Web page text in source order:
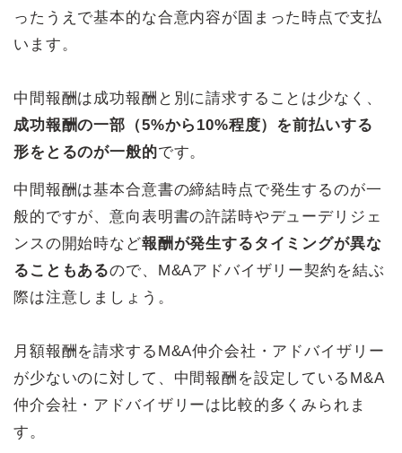
ったうえで基本的な合意内容が固まった時点で支払
います。
中間報酬は成功報酬と別に請求することは少なく、
成功報酬の一部（5%から10%程度）を前払いする
形をとるのが一般的です。
中間報酬は基本合意書の締結時点で発生するのが一
般的ですが、意向表明書の許諾時やデューデリジェ
ンスの開始時など報酬が発生するタイミングが異な
ることもあるので、M&Aアドバイザリー契約を結ぶ
際は注意しましょう。
月額報酬を請求するM&A仲介会社・アドバイザリー
が少ないのに対して、中間報酬を設定しているM&A
仲介会社・アドバイザリーは比較的多くみられま
す。